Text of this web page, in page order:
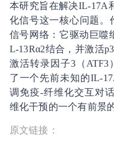
本研究旨在解决IL-17A
化信号这一核心问题。
信号网络：它驱动巨噬
L-13Rα2结合，并激活
激活转录因子3（ATF3
了一个先前未知的IL-
调免疫-纤维化交互对
维化干预的一个有前景
原文链接：